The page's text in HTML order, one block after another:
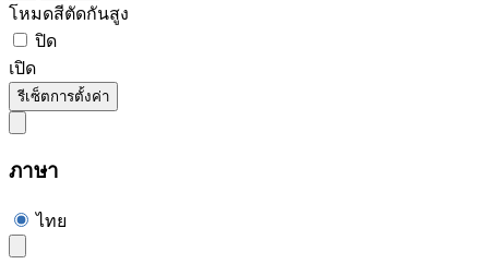
โหมดสีตัดกันสูง
ปิด
เปิด
รีเซ็ตการตั้งค่า
ภาษา
ไทย